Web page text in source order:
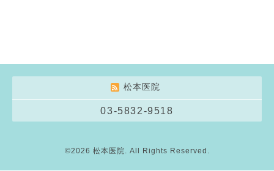
松本医院
03-5832-9518
©2026 松本医院. All Rights Reserved.